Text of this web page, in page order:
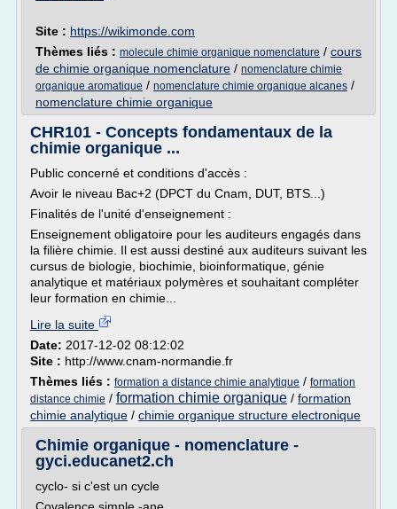
Site : https://wikimonde.com
Thèmes liés : molecule chimie organique nomenclature / cours
de chimie organique nomenclature / nomenclature chimie
organique aromatique / nomenclature chimie organique alcanes /
nomenclature chimie organique
CHR101 - Concepts fondamentaux de la
chimie organique ...
Public concerné et conditions d'accès :
Avoir le niveau Bac+2 (DPCT du Cnam, DUT, BTS...)
Finalités de l'unité d'enseignement :
Enseignement obligatoire pour les auditeurs engagés dans
la filière chimie. Il est aussi destiné aux auditeurs suivant les
cursus de biologie, biochimie, bioinformatique, génie
analytique et matériaux polymères et souhaitant compléter
leur formation en chimie...
Lire la suite
Date: 2017-12-02 08:12:02
Site : http://www.cnam-normandie.fr
Thèmes liés : formation a distance chimie analytique / formation
distance chimie / formation chimie organique / formation
chimie analytique / chimie organique structure electronique
Chimie organique - nomenclature -
gyci.educanet2.ch
cyclo- si c'est un cycle